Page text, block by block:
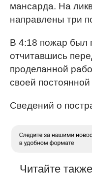
мансарда. На
направлены три
В 4:18 пожар был
отчитавшись
проделанной
своей
Сведений о
Читайте